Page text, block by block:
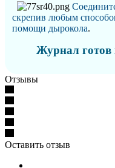
скрепив любым
помощи дырокола.
Журнал готов
Отзывы
Оставить отзыв